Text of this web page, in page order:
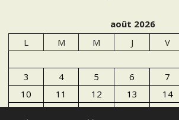
août 2026
L
M M J V
3
4 5 6 7
10
11 12 13 14